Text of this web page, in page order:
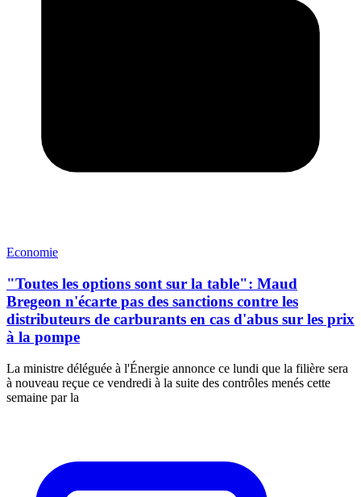
Economie
"Toutes les options sont sur la table": Maud
Bregeon n'écarte pas des sanctions contre les
distributeurs de carburants en cas d'abus sur les prix
à la pompe
La ministre déléguée à l'Énergie annonce ce lundi que la filière sera
à nouveau reçue ce vendredi à la suite des contrôles menés cette
semaine par la